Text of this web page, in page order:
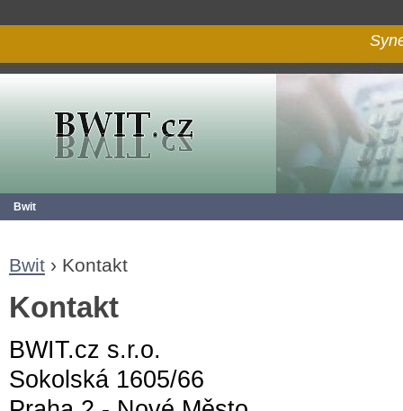
Bwit
Bwit › Kontakt
Kontakt
BWIT.cz s.r.o.
Sokolská 1605/66